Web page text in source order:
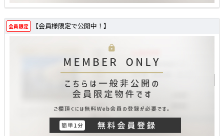
会員限定 【会員様限定で公開中！】